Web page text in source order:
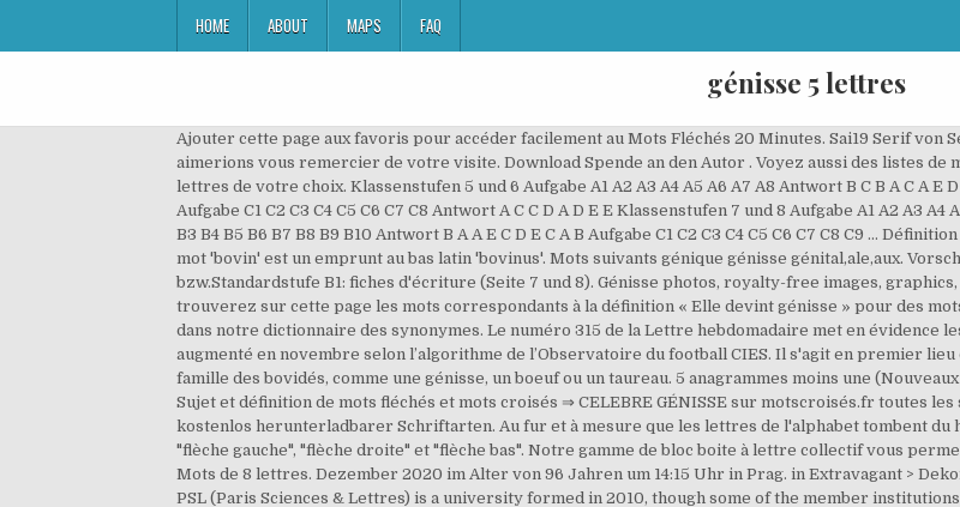
HOME ABOUT MAPS FAQ
génisse 5 lettres
Ajouter cette page aux favoris pour accéder facilement au Mots Fléchés 20 Minutes. Sai19 Serif von Serge Inácio. Définition ou synonyme. GENISSE. Nous aimerions vous remercier de votre visite. Download Spende an den Autor . Voyez aussi des listes de mots commençant par, se terminant par ou contenant des lettres de votre choix. Klassenstufen 5 und 6 Aufgabe A1 A2 A3 A4 A5 A6 A7 A8 Antwort B C B A C A E D Aufgabe B1 B2 B3 B4 B5 B6 B7 B8 Antwort B A D B B B D E Aufgabe C1 C2 C3 C4 C5 C6 C7 C8 Antwort A C C D A D E E Klassenstufen 7 und 8 Aufgabe A1 A2 A3 A4 A5 A6 A7 A8 A9 A10 Antwort D C E A D E B B E C Aufgabe B1 B2 B3 B4 B5 B6 B7 B8 B9 B10 Antwort B A A E C D E C A B Aufgabe C1 C2 C3 C4 C5 C6 C7 C8 C9 … Définition de bouse. +A ASSIGNEES SINGEASSE. Étymologiquement, le mot 'bovin' est un emprunt au bas latin 'bovinus'. Mots suivants génique génisse génital,ale,aux. Vorschaubild Schreiben – Umsetzungshilfe für Klassen 9/10 bzw.Standardstufe B1: fiches d'écriture (Seite 7 und 8). Génisse photos, royalty-free images, graphics, vectors ... génisse - Dictionnaire des Sciences Animales. Vous trouverez sur cette page les mots correspondants à la définition « Elle devint génisse » pour des mots fléchés. Retrouvez le synonyme du mot français génisse dans notre dictionnaire des synonymes. Le numéro 315 de la Lettre hebdomadaire met en évidence les joueurs du big-5 dont la valeur de transfert a le plus augmenté en novembre selon l’algorithme de l’Observatoire du football CIES. Il s'agit en premier lieu d'un nom commun désignant un animal qui appartient à la famille des bovidés, comme une génisse, un boeuf ou un taureau. 5 anagrammes moins une (Nouveaux mots formés avec les lettres du mot moins une lettre du mot. Sujet et définition de mots fléchés et mots croisés ⇒ CELEBRE GÉNISSE sur motscroisés.fr toutes les solutions pour l'énigme CELEBRE GÉNISSE. Ein Archiv kostenlos herunterladbarer Schriftarten. Au fur et à mesure que les lettres de l'alphabet tombent du haut de l'écran, vous pouvez les déplacer à l'aide des touches "flèche gauche", "flèche droite" et "flèche bas". Notre gamme de bloc boite à lettre collectif vous permet d’équiper les résidences, copropriétés, halls d'immeuble. Mots de 8 lettres. Dezember 2020 im Alter von 96 Jahren um 14:15 Uhr in Prag. in Extravagant > Dekorativ 111.834 Downloads (4 gestern) Download . Univeristé PSL (Paris Sciences & Lettres) is a university formed in 2010, though some of the member institutions were founded during the Enlightenment (the Collège de France, L'Observatoire de Paris, and the Beaux Arts). génisse — Wiktionnaire. Liste des synonymes possibles pour «Génisse». Qu'elles peuvent être les solutions possibles ? Définition ou synonyme. Synonymes. Vous trouverez ci-dessous la solution pour la question Génisse mythique du Mots Fléchés 20 Minutes. Ceci s’explique pour partie par des difficultés d’installation pour les jeunes, liées au coût du foncier. vachette. Synonymes de Génisse en 8 lettres : Vachette. Nota: Les comptes de classe 1 à 5 qui font état de la situation patrimoniale de l’entreprise se retrouvent dans le bilan comptable et leur solde est repris dans le « report à nouveau » de l’exercice qui le suit. Pour trouver votre solution, compter combien de lettres sont en elle et cliquez sur le lien correspondant au-dessus. Solution pour PAS TROP VACHE dans les mots croisés, mots flèches et 20 autres réponses possibles. Envoyer par e-mail BlogThis! Synonymes de Génisse en 5 lettres : Vache. Supreme Dairy Show 2017 Cette vidéo vous est offerte par le Ciaq. Un lipogramme (Nouveau mot formé en enlevant une lettre du mot.) 8 lettres. Si vous avez débarqué sur notre site c’est parce que vous cherchez la solution pour la question Génisse mythique du mots fléchés. La 314ème édition de la Lettre hebdomadaire de l’Observatoire du football CIES présente les 10 origines étrangères les plus représentées dans 126 championnats à travers le monde. Synonymes de Génisse classés par nombre de lettres. Comme en 2019, Manchester City est en tête de liste avec 1,036 milliards d’euros (bonus inclus). Tous les mots de ce site sont bons au scrabble. Le bovin est un mammifère ruminant comptant de nombreuses espèces dont plusieurs sont domestiques. Sai Font von Pi's Room. Mots de 9 lettres. En 2011, le revenu d’activité moyen est de 1 750 euros nets par mois … taure. Testez votre anglais. Les réponses sont réparties de la façon suivante : Conseils pour réussir une grille de mots-fléchés, Les affluents des fleuves dans les mots-fléchés, Les départements français triés par nombre de lettres, Les préfectures françaises triées par nombre de lettres, Les jeux de cartes triés par nombre de lettres, Les îles grecques triées par nombre de lettres, Les présidents des USA triés par nombre de lettres, Les présidents de la République Française triés par nombre de lettres, Traduction des nombres de 0 à 10 dans plusieurs langues, Solution pour : CONCENTRATION DE GENERAUX. dépasse celle des moins de 30 ans (9,5 % contre6,1 %),notammentdanslaproduction végétale. boggle Il s'agit en 3 minutes de trouver le plus grand nombre de mots possibles de trois lettres et plus dans une grille de 16 lettres. Suivez le guide ou laissez vous guider par votre créativité.. . Génisse. Synonymes de Génisse en 5 lettres : Vache. Fiche d‘écriture: Écrire une lettre de motivation. Découvrez sur cette page les mots correspondants à la définition « Génisse » pour des mots fléchés ou mots croisés, ainsi que des définitions similaires. 5 lettres. Liste de tous les mots de 5 lettres. Les comptes de classe 6 et 7 représentent quant à eux la performance économique de l’entreprise qui les reprend dans le compte de résultat de son exercice. Génisse, Frédéric Van Acker. Génisse : Explication Tête à modeler du mot Genisse. La solution à ce puzzle est constituéè de 5 lettres et commence par la lettre V. Les solutions pour GÉNISSE OU TAURE de mots fléchés et mots croisés. Par ailleurs, bovin est aussi un adjectif qualifiant tout ce qui a un rapport avec ces animaux. Ein Archiv kostenlos herunterladbarer Schriftarten. Voyez aussi des listes de mots se terminant par ou contenant des lettres de votre choix. Compte-rendu de la recherche. Synonymes de Génisse en 8 lettres : Vachette. Lors de la résolution d'une grille de mots-fléchés, la définition GENISSE a été rencontrée. Mots de 7 lettres. Elle devint génisse : définitions pour mots croisés. Afin de vous aider dans vos mots croisés ou mots fléchés, nous avons classé les synonymes de Génisse